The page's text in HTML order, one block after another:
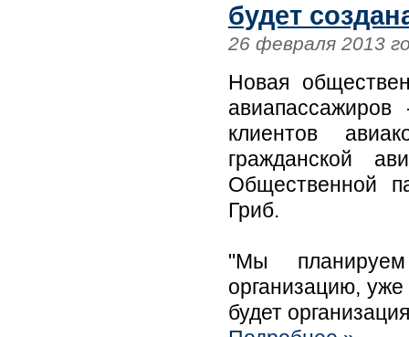
будет
26 февраля 2013
Новая
клиентов
гражданской
Общественной
Гриб.
"Мы планируем
организацию,
будет